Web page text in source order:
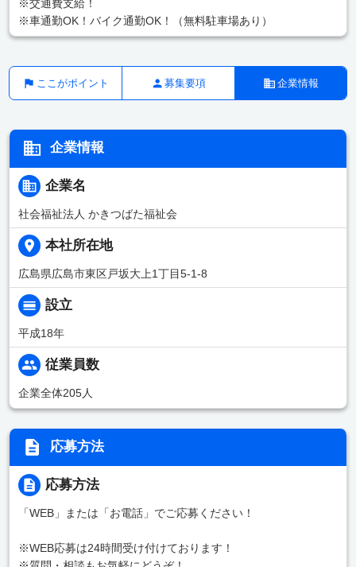
※交通費支給！
※車通勤OK！バイク通勤OK！（無料駐車場あり）
ここがポイント 募集要項 企業情報
企業情報
企業名
社会福祉法人 かきつばた福祉会
本社所在地
広島県広島市東区戸坂大上1丁目5-1-8
設立
平成18年
従業員数
企業全体205人
応募方法
応募方法
「WEB」または「お電話」でご応募ください！
※WEB応募は24時間受け付けております！